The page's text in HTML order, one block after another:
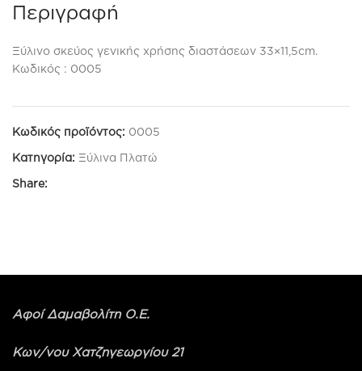
Περιγραφή
Ξύλινο σκεύος γενικής χρήσης διαστάσεων 33×11,5cm.
Κωδικός : 0005
Κωδικός προϊόντος: 0005
Κατηγορία: Ξύλινα Πλατώ
Share:
Αφοί Δαμαβολίτη Ο.Ε.
Κων/νου Χατζηγεωργίου 21